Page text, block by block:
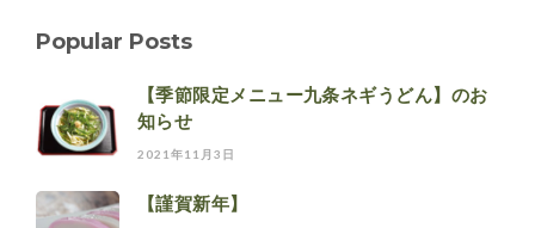
Popular Posts
【季節限定メニュー九条ネギうどん】のお
知らせ
2021年11月3日
【謹賀新年】